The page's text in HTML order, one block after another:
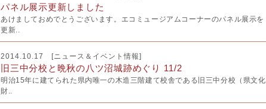
パネル展示更新しました
あけましておめでとうございます。エコミュージアムコーナーのパネル展示を
更新..
2014.10.17 [ニュース＆イベント情報]
旧三中分校と晩秋の八ツ沼城跡めぐり 11/2
明治15年に建てられた県内唯一の木造三階建て校舎である旧三中分校（県文化
財..